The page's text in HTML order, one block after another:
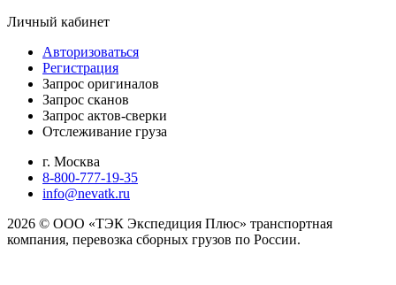
Личный кабинет
Авторизоваться
Регистрация
Запрос оригиналов
Запрос сканов
Запрос актов-сверки
Отслеживание груза
г. Москва
8-800-777-19-35
info@nevatk.ru
2026 © ООО «ТЭК Экспедиция Плюс» транспортная
компания, перевозка сборных грузов по России.